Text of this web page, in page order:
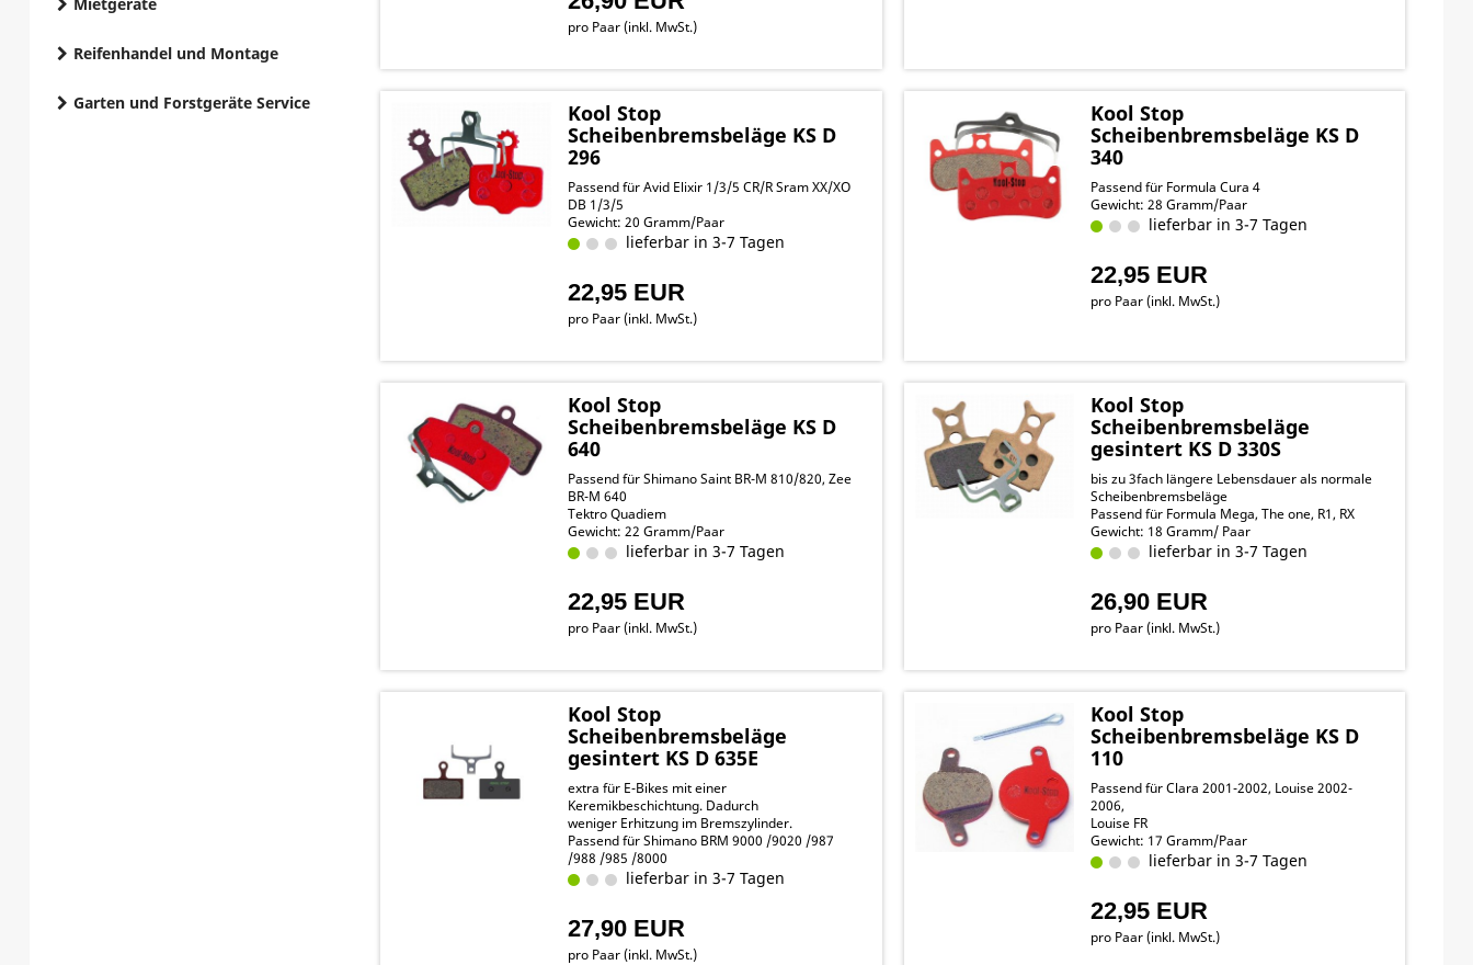
Reifenhandel und Montage
Garten und Forstgeräte Service
Drago, Orion, Auriga Pro
Gewicht: 22 Gramm/Paar
pro Paar (inkl. MwSt.)
Kool Stop
Scheibenbremsbeläge KS D
296
Passend für Avid Elixir 1/3/5 CR/R Sram XX/XO
DB 1/3/5
Gewicht: 20 Gramm/Paar
lieferbar in 3-7 Tagen
22,95 EUR
pro Paar (inkl. MwSt.)
Kool Stop
Scheibenbremsbeläge KS D
340
Passend für Formula Cura 4
Gewicht: 28 Gramm/Paar
lieferbar in 3-7 Tagen
22,95 EUR
pro Paar (inkl. MwSt.)
Kool Stop
Scheibenbremsbeläge KS D
640
Passend für Shimano Saint BR-M 810/820, Zee
BR-M 640
Tektro Quadiem
Gewicht: 22 Gramm/Paar
lieferbar in 3-7 Tagen
22,95 EUR
pro Paar (inkl. MwSt.)
Kool Stop
Scheibenbremsbeläge
gesintert KS D 330S
bis zu 3fach längere Lebensdauer als normale
Scheibenbremsbeläge
Passend für Formula Mega, The one, R1, RX
Gewicht: 18 Gramm/ Paar
lieferbar in 3-7 Tagen
26,90 EUR
pro Paar (inkl. MwSt.)
Kool Stop
Scheibenbremsbeläge
gesintert KS D 635E
extra für E-Bikes mit einer
Keremikbeschichtung. Dadurch
weniger Erhitzung im Bremszylinder.
Passend für Shimano BRM 9000 /9020 /987
/988 /985 /8000
/785 /675 / 666 / S700 /615 / 315 / 515 / 785 /
lieferbar in 3-7 Tagen
27,90 EUR
pro Paar (inkl. MwSt.)
Kool Stop
Scheibenbremsbeläge KS D
110
Passend für Clara 2001-2002, Louise 2002-
2006,
Louise FR
Gewicht: 17 Gramm/Paar
lieferbar in 3-7 Tagen
22,95 EUR
pro Paar (inkl. MwSt.)